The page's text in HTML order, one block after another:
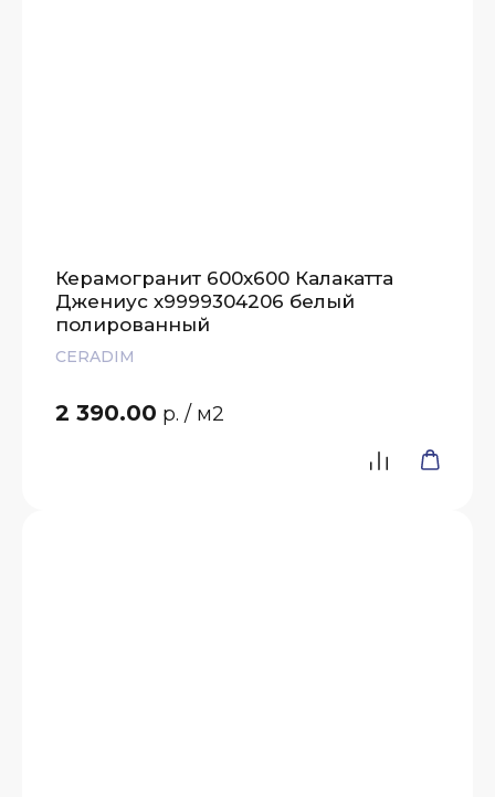
Керамогранит 600х600 Калакатта
Джениус х9999304206 белый
полированный
CERADIM
2 390.00 р. / м2